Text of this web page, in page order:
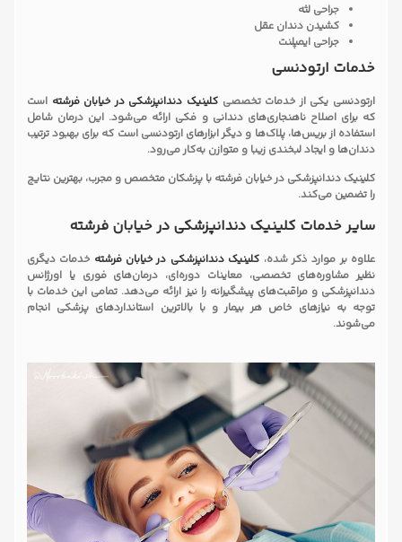
جراحی لثه
کشیدن دندان عقل
جراحی ایمپلنت
خدمات ارتودنسی
ارتودنسی یکی از خدمات تخصصی کلینیک دندانپزشکی در خیابان فرشته است
که برای اصلاح ناهنجاری‌های دندانی و فکی ارائه می‌شود. این درمان شامل
استفاده از بریس‌ها، پلاک‌ها و دیگر ابزارهای ارتودنسی است که برای بهبود ترتیب
دندان‌ها و ایجاد لبخندی زیبا و متوازن به‌کار می‌رود.
کلینیک دندانپزشکی در خیابان فرشته با پزشکان متخصص و مجرب، بهترین نتایج
را تضمین می‌کند.
سایر خدمات کلینیک دندانپزشکی در خیابان فرشته
علاوه بر موارد ذکر شده، کلینیک دندانپزشکی در خیابان فرشته خدمات دیگری
نظیر مشاوره‌های تخصصی، معاینات دوره‌ای، درمان‌های فوری یا اورژانس
دندانپزشکی و مراقبت‌های پیشگیرانه را نیز ارائه می‌دهد. تمامی این خدمات با
توجه به نیازهای خاص هر بیمار و با بالاترین استانداردهای پزشکی انجام
می‌شوند.